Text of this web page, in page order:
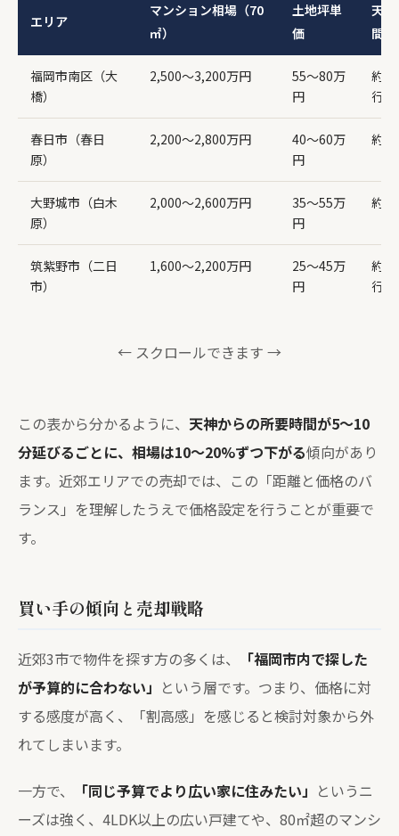
エリア
マンション相場（70
㎡）
土地坪単
価
天
間
福岡市南区（大
橋）
2,500〜3,200万円
55〜80万
円
約7
行）
春日市（春日
原）
2,200〜2,800万円
40〜60万
円
約
大野城市（白木
原）
2,000〜2,600万円
35〜55万
円
約
筑紫野市（二日
市）
1,600〜2,200万円
25〜45万
円
約
行）
← スクロールできます →
この表から分かるように、 天神からの所要時間が5〜10
分延びるごとに、相場は10〜20%ずつ下がる傾向があり
ます。近郊エリアでの売却では、この「距離と価格のバ
ランス」を理解したうえで価格設定を行うことが重要で
す。
買い手の傾向と売却戦略
近郊3市で物件を探す方の多くは、
「福岡市内で探した
が予算的に合わない」 という層です。つまり、価格に対
する感度が高く、「割高感」を感じると検討対象から外
れてしまいます。
一方で、 「同じ予算でより広い家に住みたい」 というニ
ーズは強く、4LDK以上の広い戸建てや、80㎡超のマンシ